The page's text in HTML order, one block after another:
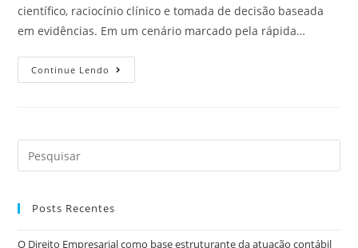
científico, raciocínio clínico e tomada de decisão baseada
em evidências. Em um cenário marcado pela rápida…
Continue Lendo
Posts Recentes
O Direito Empresarial como base estruturante da atuação contábil